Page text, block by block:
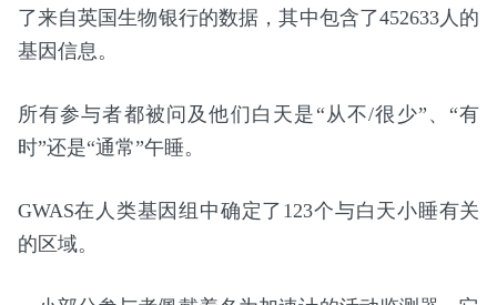
了来自英国生物银行的数据，其中包含了452633人的
基因信息。
所有参与者都被问及他们白天是“从不/很少”、“有
时”还是“通常”午睡。
GWAS在人类基因组中确定了123个与白天小睡有关
的区域。